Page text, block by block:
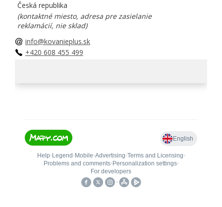
Česká republika
(kontaktné miesto, adresa pre zasielanie
reklamácií, nie sklad)
info@kovanieplus.sk
+420 608 455 499